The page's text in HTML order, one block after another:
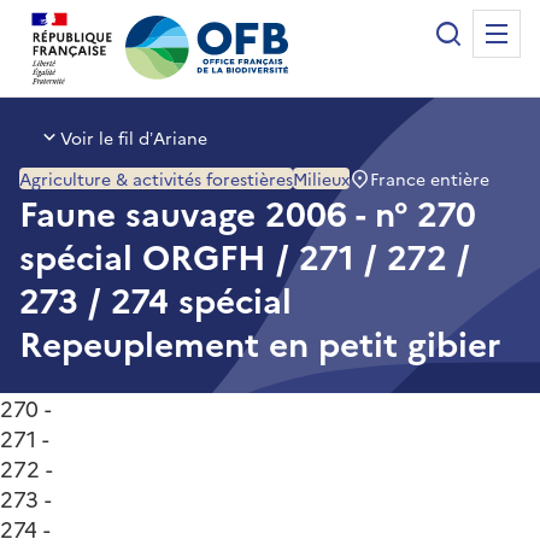
Office français de la biodiversité
Recherche
Voir le fil d’Ariane
Faune sauvage 2006 - n° 270
spécial ORGFH / 271 / 272 /
273 / 274 spécial
Repeuplement en petit gibier
Agriculture & activités forestièresMilieux France entière
270 -
271 -
272 -
273 -
274 -
Panneau de gestion des cookies